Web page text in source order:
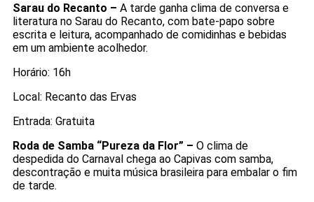
Sarau do Recanto – A tarde ganha clima de conversa e
literatura no Sarau do Recanto, com bate-papo sobre
escrita e leitura, acompanhado de comidinhas e bebidas
em um ambiente acolhedor.
Horário: 16h
Local: Recanto das Ervas
Entrada: Gratuita
Roda de Samba “Pureza da Flor” – O clima de
despedida do Carnaval chega ao Capivas com samba,
descontração e muita música brasileira para embalar o fim
de tarde.